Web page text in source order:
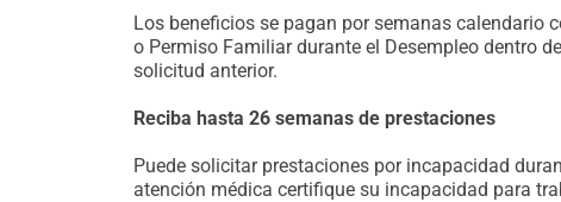
Los beneficios se pagan por semanas calendario
o Permiso Familiar durante el Desempleo dentro
solicitud anterior.
Reciba hasta 26 semanas de prestaciones
Puede solicitar prestaciones por incapacidad
atención médica certifique su incapacidad para